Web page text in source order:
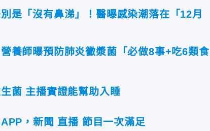
是「沒有鼻涕」！醫曝感染潮落在「12月
營養師曝預防肺炎黴漿菌「必做8事+吃6類食
菌 主播實證能幫助入睡
，新聞 直播 節目一次滿足